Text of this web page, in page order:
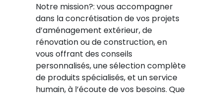
Notre mission?: vous accompagner
dans la concrétisation de vos projets
d’aménagement extérieur, de
rénovation ou de construction, en
vous offrant des conseils
personnalisés, une sélection complète
de produits spécialisés, et un service
humain, à l’écoute de vos besoins. Que